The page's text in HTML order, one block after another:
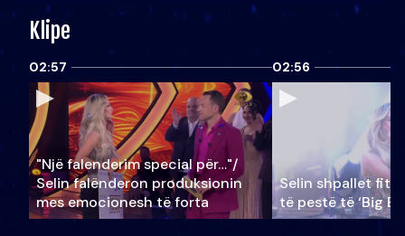
Klipe
02:57
"Një falenderim special për…"/
Selin falënderon produksionin
mes emocionesh të forta
02:56
Selin shpallet
të pestë të ‘Big